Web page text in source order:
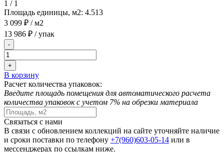
1 / 1
Площадь единицы, м2: 4.513
3 099 ₽ / м2
13 986 ₽ / упак
-
+
В корзину
Расчет количества упаковок:
Введите площадь помещения для автоматического расчета
количества упаковок с учетом 7% на обрезки материала
Связаться с нами
В связи с обновлением коллекций на сайте уточняйте наличие
и сроки поставки по телефону +7(960)603-05-14 или в
мессенджерах по ссылкам ниже.